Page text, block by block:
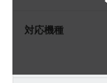
対応機種